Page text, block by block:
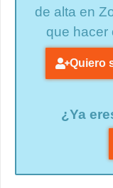
de alta en
que hacer
Quiero
¿Ya